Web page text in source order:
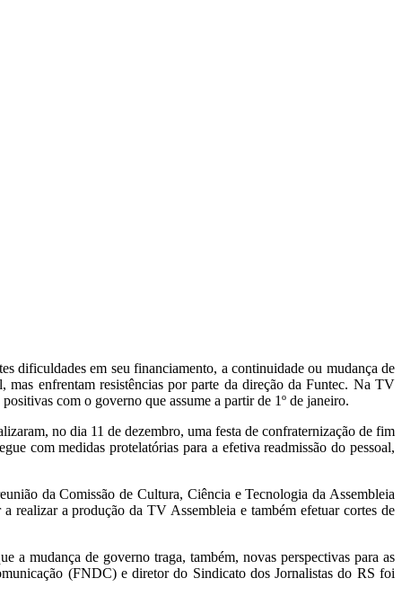
dificuldades em seu financiamento, a continuidade ou mudança de
mas enfrentam resistências por parte da direção da Funtec. Na TV
com o governo que assume a partir de 1º de janeiro.
no dia 11 de dezembro, uma festa de confraternização de fim
com medidas protelatórias para a efetiva readmissão do pessoal,
da Comissão de Cultura, Ciência e Tecnologia da Assembleia
realizar a produção da TV Assembleia e também efetuar cortes de
mudança de governo traga, também, novas perspectivas para as
(FNDC) e diretor do Sindicato dos Jornalistas do RS foi